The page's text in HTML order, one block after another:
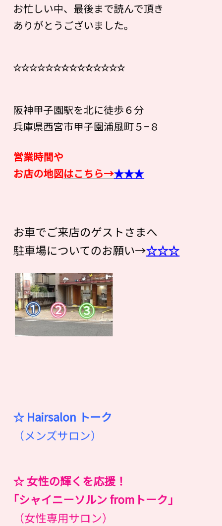
お忙しい中、最後まで読んで頂き
ありがとうございました。
☆☆☆☆☆☆☆☆☆☆☆☆☆☆
阪神甲子園駅を北に徒歩６分
兵庫県西宮市甲子園浦風町５−８
営業時間や
お店の地図はこちら→★★★
お車でご来店のゲストさまへ
駐車場についてのお願い→☆☆☆
☆ Hairsalon トーク
（メンズサロン）
☆ 女性の輝くを応援！
｢シャイニーソルン fromトーク｣
（女性専用サロン）